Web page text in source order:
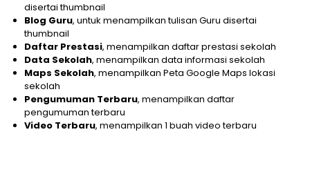
disertai thumbnail
Blog Guru, untuk menampilkan tulisan Guru disertai
thumbnail
Daftar Prestasi, menampilkan daftar prestasi sekolah
Data Sekolah, menampilkan data informasi sekolah
Maps Sekolah, menampilkan Peta Google Maps lokasi
sekolah
Pengumuman Terbaru, menampilkan daftar
pengumuman terbaru
Video Terbaru, menampilkan 1 buah video terbaru